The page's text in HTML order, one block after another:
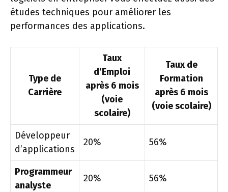
études techniques pour améliorer les
performances des applications.
Type de
Carrière
Taux
d’Emploi
après 6 mois
(voie
scolaire)
Taux de
Formation
après 6 mois
(voie scolaire)
Développeur
d’applications
20% 56%
Programmeur
analyste
20% 56%